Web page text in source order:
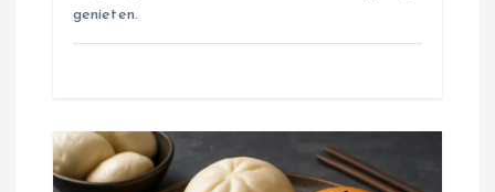
genieten.